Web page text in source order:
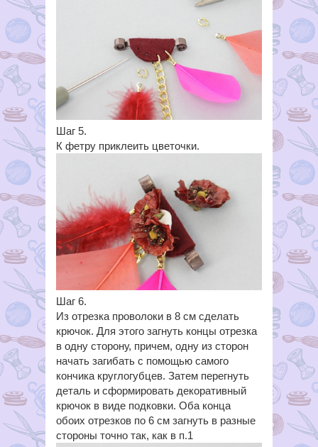
Шаг 5.
К фетру приклеить цветочки.
Шаг 6.
Из отрезка проволоки в 8 см сделать
крючок. Для этого загнуть концы отрезка
в одну сторону, причем, одну из сторон
начать загибать с помощью самого
кончика круглогубцев. Затем перегнуть
деталь и сформировать декоративный
крючок в виде подковки. Оба конца
обоих отрезков по 6 см загнуть в разные
стороны точно так, как в п.1